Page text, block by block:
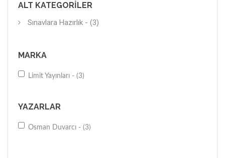
ALT KATEGORILER
Sınavlara Hazırlık - (3)
MARKA
Limit Yayınları - (3)
YAZARLAR
Osman Duvarcı - (3)